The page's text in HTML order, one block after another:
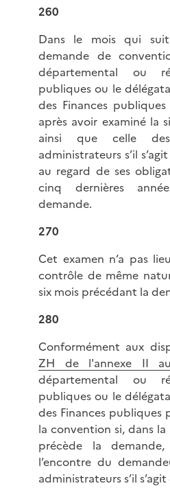
260
Dans le mois qui
demande de
départemental ou
publiques ou le
des Finances
après avoir examiné la
ainsi que celle
administrateurs s’il
au regard de ses
cinq dernières
demande.
270
Cet examen n’a pas
contrôle de même
six mois précédant la
280
Conformément aux
ZH de l'annexe II
départemental ou
publiques ou le
des Finances publiques
la convention si, dans
précède la
l’encontre du
administrateurs s’il